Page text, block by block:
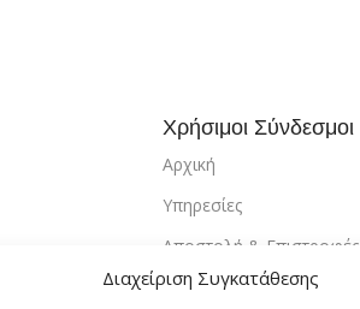
Διαχείριση Συγκατάθεσης
Χρήσιμοι Σύνδεσμοι
Αρχική
Υπηρεσίες
Αποστολή & Επιστροφές
Τρόποι Πληρωμής